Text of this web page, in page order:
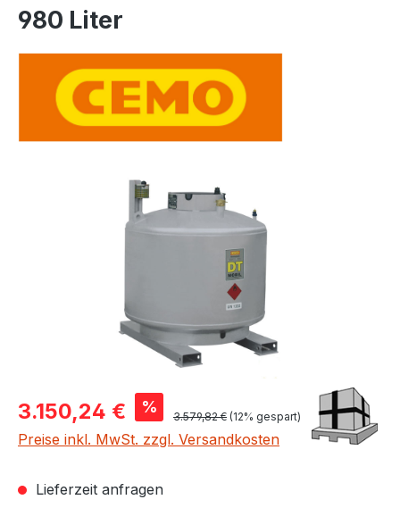
980 Liter
Bildergalerie überspringen
Verkaufspreis:
3.150,24 € % Regulärer Preis:
3.579,82 € (12% gespart)
Preise inkl. MwSt. zzgl. Versandkosten
Lieferzeit anfragen